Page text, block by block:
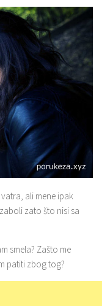
ali mene ipak
zato što nisi sa
smela? Zašto me
patiti zbog tog?